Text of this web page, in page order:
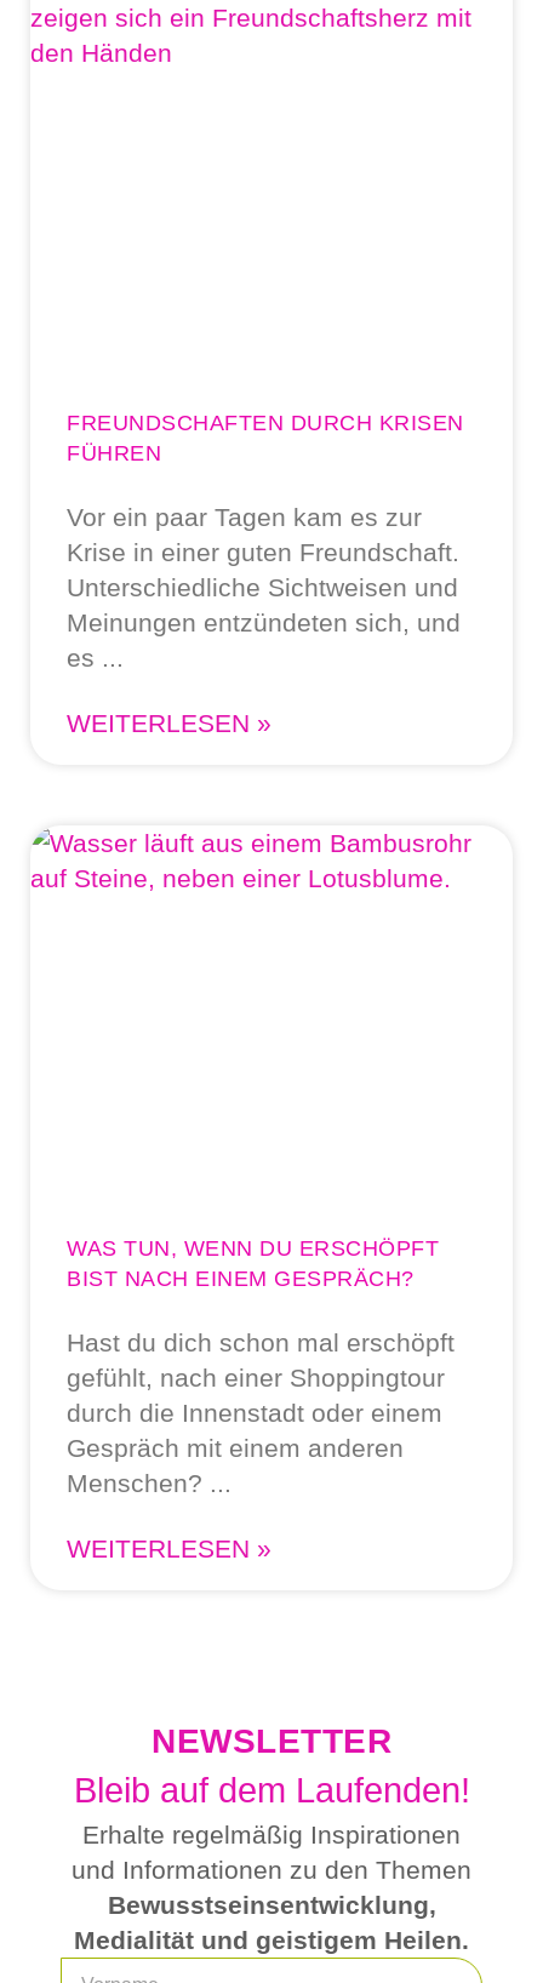
FREUNDSCHAFTEN DURCH KRISEN
FÜHREN
Vor ein paar Tagen kam es zur
Krise in einer guten Freundschaft.
Unterschiedliche Sichtweisen und
Meinungen entzündeten sich, und
es
WEITERLESEN »
WAS TUN, WENN DU ERSCHÖPFT
BIST NACH EINEM GESPRÄCH?
Hast du dich schon mal erschöpft
gefühlt, nach einer Shoppingtour
durch die Innenstadt oder einem
Gespräch mit einem anderen
Menschen?
WEITERLESEN »
NEWSLETTER
Bleib auf dem Laufenden!
Erhalte regelmäßig Inspirationen
und Informationen zu den Themen
Bewusstseinsentwicklung,
Medialität und geistigem Heilen.